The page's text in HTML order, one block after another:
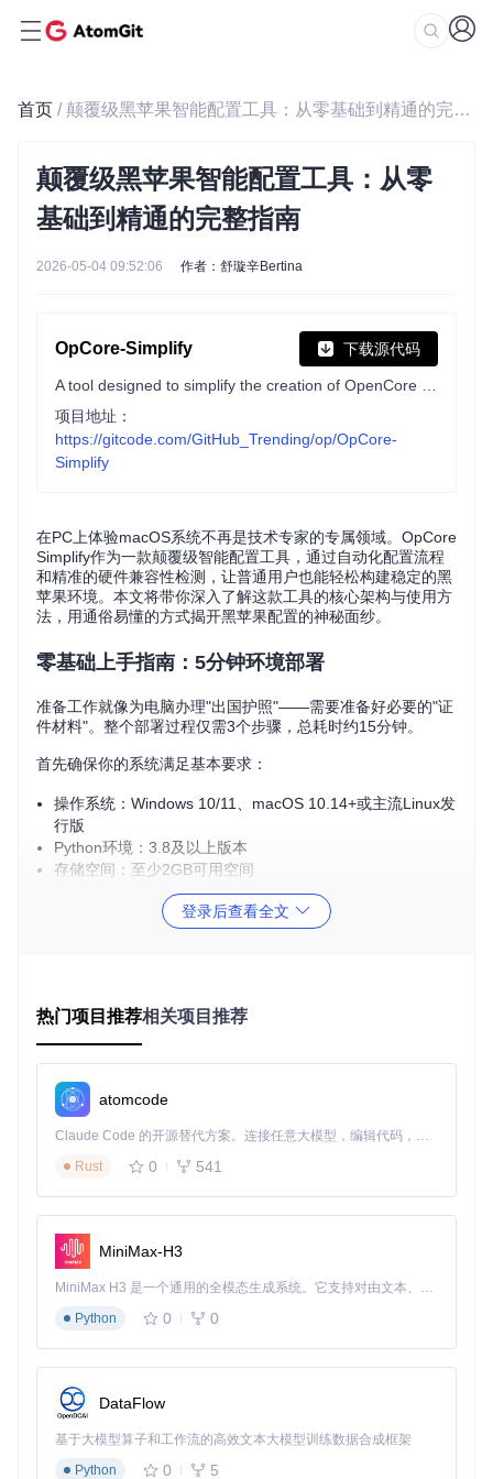
首页 / 颠覆级黑苹果智能配置工具：从零基础到精通的完整指南
颠覆级黑苹果智能配置工具：从零
基础到精通的完整指南
2026-05-04 09:52:06 作者：舒璇辛Bertina
OpCore-Simplify 下载源代码
项目地址：
https://gitcode.com/GitHub_Trending/op/OpCore-
Simplify
在PC上体验macOS系统不再是技术专家的专属领域。OpCore
Simplify作为一款颠覆级智能配置工具，通过自动化配置流程
和精准的硬件兼容性检测，让普通用户也能轻松构建稳定的黑
苹果环境。本文将带你深入了解这款工具的核心架构与使用方
法，用通俗易懂的方式揭开黑苹果配置的神秘面纱。
零基础上手指南：5分钟环境部署
准备工作就像为电脑办理"出国护照"——需要准备好必要的"证
件材料"。整个部署过程仅需3个步骤，总耗时约15分钟。
首先确保你的系统满足基本要求：
操作系统：Windows 10/11、macOS 10.14+或主流Linux发
行版
Python环境：3.8及以上版本
存储空间：至少2GB可用空间
网络连接：用于下载必要组件
获取工具包的命令如下：
安装依赖包（约3分钟）：
cd
启动工具（约2分钟）：
欢迎界面清晰展示了工具的四大核心功能：自动化OpenCore
EFI创建、标准化配置流程、硬件兼容性检测和一键部署功
能。左侧导航栏提供了直观的操作路径，即使是初次使用也能
快速上手。
硬件扫描原理：如何让工具"看懂"你的电脑
硬件扫描模块就像海关的"行李安检系统"，通过三级检测机制
全面了解你的电脑配置。这一过程由Scripts/gathering_f
登录后查看全文
热门项目推荐相关项目推荐
atomcode
Claude Code 的开源替代方案。连接任意大模型，编辑代码，运行命令，自动验证 — 全自动执行。用 Rust 构建，极致性能。 ｜ An open-source alternative to Claude Code. Connect any LLM, edit code, run commands, and verify changes — autonomously. Built in Rust for speed. Get Started
Rust
0 541
MiniMax-H3
MiniMax H3 是一个通用的全模态生成系统。它支持对由文本、图像、视频和音频组成的多模态上下文进行统一理解，并能生成分辨率高达 2K、时长可达 15 秒的带原生立体声音频的视频。得益于面向任务泛化的系统设计，H3 在预训练阶段就已具备广泛的多模态上下文理解与生成能力，能够出色地执行复杂的多模态指令。
Python
0 0
DataFlow
基于大模型算子和工作流的高效文本大模型训练数据合成框架
Python
0 5